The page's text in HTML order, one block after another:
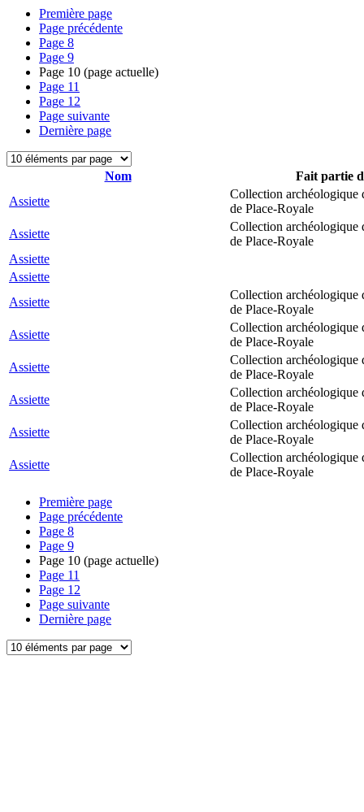
Première page
Page précédente
Page 8
Page 9
Page 10 (page actuelle)
Page 11
Page 12
Page suivante
Dernière page
Nom
Fait partie
Assiette
Collection archéologique
de Place-Royale
Assiette
Collection archéologique
de Place-Royale
Assiette
Assiette
Assiette
Collection archéologique
de Place-Royale
Assiette
Collection archéologique
de Place-Royale
Assiette
Collection archéologique
de Place-Royale
Assiette
Collection archéologique
de Place-Royale
Assiette
Collection archéologique
de Place-Royale
Assiette
Collection archéologique
de Place-Royale
Première page
Page précédente
Page 8
Page 9
Page 10 (page actuelle)
Page 11
Page 12
Page suivante
Dernière page